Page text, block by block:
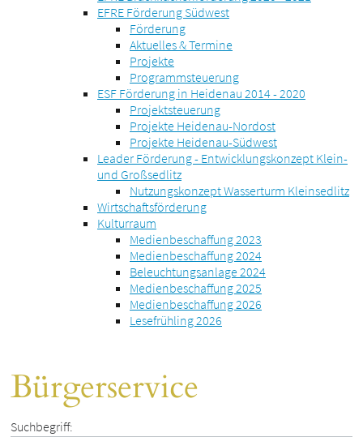
EFRE Förderung Südwest
Förderung
Aktuelles & Termine
Projekte
Programmsteuerung
ESF Förderung in Heidenau 2014 - 2020
Projektsteuerung
Projekte Heidenau-Nordost
Projekte Heidenau-Südwest
Leader Förderung - Entwicklungskonzept Klein-
und Großsedlitz
Nutzungskonzept Wasserturm Kleinsedlitz
Wirtschaftsförderung
Kulturraum
Medienbeschaffung 2023
Medienbeschaffung 2024
Beleuchtungsanlage 2024
Medienbeschaffung 2025
Medienbeschaffung 2026
Lesefrühling 2026
Bürgerservice
Suchbegriff: